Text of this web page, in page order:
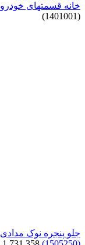
خانه قسمتهای خودرو
(1401001)